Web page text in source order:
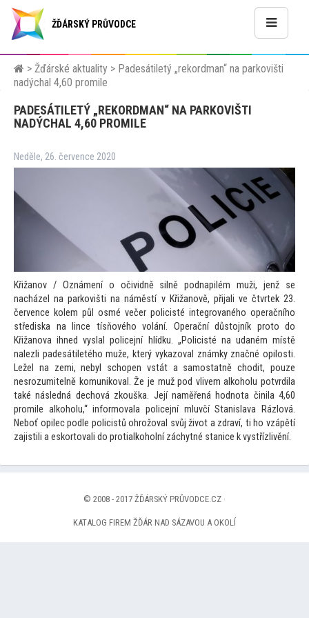
ŽĎÁRSKÝ PRŮVODCE
> Žďárské aktuality > Padesátiletý „rekordman“ na parkovišti
nadýchal 4,60 promile
PADESÁTILETÝ „REKORDMAN“ NA PARKOVIŠTI
NADÝCHAL 4,60 PROMILE
Neděle, 26. července 2020
Křižanov / Oznámení o očividně silně podnapilém muži, jenž se
nacházel na parkovišti na náměstí v Křižanově, přijali ve čtvrtek 23.
července kolem půl osmé večer policisté integrovaného operačního
střediska na lince tísňového volání. Operační důstojník proto do
Křižanova ihned vyslal policejní hlídku. „Policisté na udaném místě
nalezli padesátiletého muže, který vykazoval známky značné opilosti.
Ležel na zemi, nebyl schopen vstát a samostatně chodit, pouze
nesrozumitelně komunikoval. Že je muž pod vlivem alkoholu potvrdila
také následná dechová zkouška. Její naměřená hodnota činila 4,60
promile alkoholu,“ informovala policejní mluvčí Stanislava Rázlová.
Neboť opilec podle policistů ohrožoval svůj život a zdraví, ti ho vzápětí
zajistili a eskortovali do protialkoholní záchytné stanice k vystřízlivění.
© 2008 - 2017 ŽĎÁRSKÝ PRŮVODCE.CZ ·
KATALOG FIREM ŽĎÁR NAD SÁZAVOU A OKOLÍ